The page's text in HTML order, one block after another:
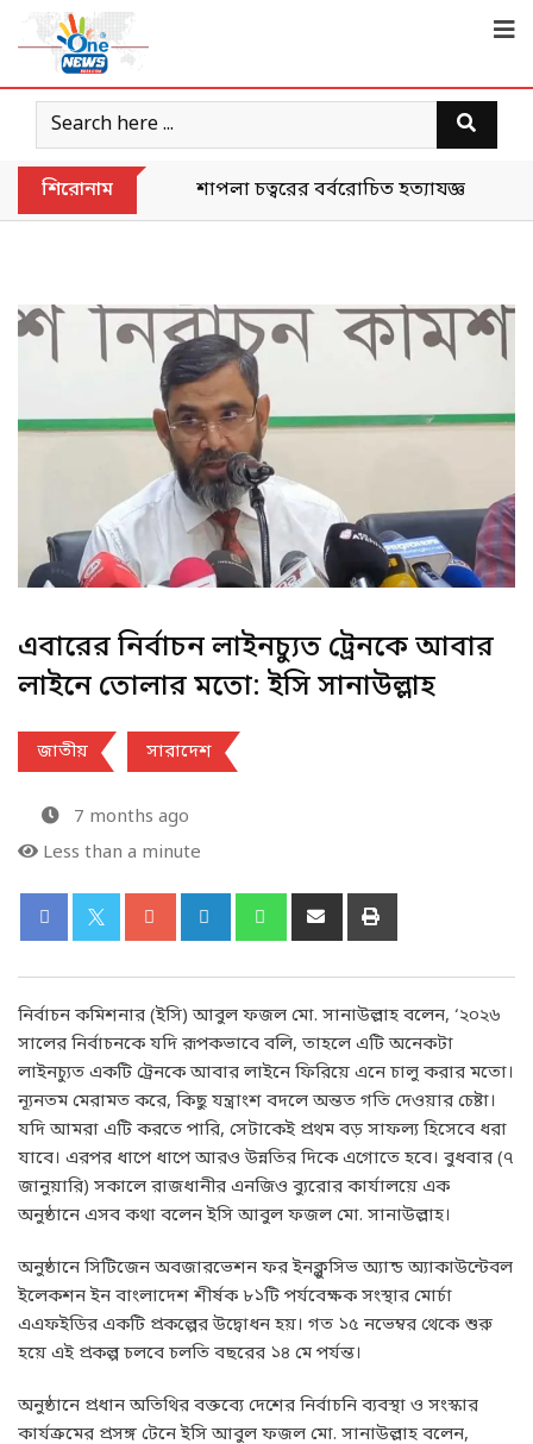
শিরোনাম শাপলা চত্বরের বর্বরোচিত হত্যাযজ্ঞকে
এবারের নির্বাচন লাইনচ্যুত ট্রেনকে আবার
লাইনে তোলার মতো: ইসি সানাউল্লাহ
জাতীয় সারাদেশ
7 months ago
Less than a minute
নির্বাচন কমিশনার (ইসি) আবুল ফজল মো. সানাউল্লাহ বলেন, ‘২০২৬
সালের নির্বাচনকে যদি রূপকভাবে বলি, তাহলে এটি অনেকটা
লাইনচ্যুত একটি ট্রেনকে আবার লাইনে ফিরিয়ে এনে চালু করার মতো।
ন্যূনতম মেরামত করে, কিছু যন্ত্রাংশ বদলে অন্তত গতি দেওয়ার চেষ্টা।
যদি আমরা এটি করতে পারি, সেটাকেই প্রথম বড় সাফল্য হিসেবে ধরা
যাবে। এরপর ধাপে ধাপে আরও উন্নতির দিকে এগোতে হবে। বুধবার (৭
জানুয়ারি) সকালে রাজধানীর এনজিও ব্যুরোর কার্যালয়ে এক
অনুষ্ঠানে এসব কথা বলেন ইসি আবুল ফজল মো. সানাউল্লাহ।
অনুষ্ঠানে সিটিজেন অবজারভেশন ফর ইনক্লুসিভ অ্যান্ড অ্যাকাউন্টেবল
ইলেকশন ইন বাংলাদেশ শীর্ষক ৮১টি পর্যবেক্ষক সংস্থার মোর্চা
এএফইডির একটি প্রকল্পের উদ্বোধন হয়। গত ১৫ নভেম্বর থেকে শুরু
হয়ে এই প্রকল্প চলবে চলতি বছরের ১৪ মে পর্যন্ত।
অনুষ্ঠানে প্রধান অতিথির বক্তব্যে দেশের নির্বাচনি ব্যবস্থা ও সংস্কার
কার্যক্রমের প্রসঙ্গ টেনে ইসি আবুল ফজল মো. সানাউল্লাহ বলেন,